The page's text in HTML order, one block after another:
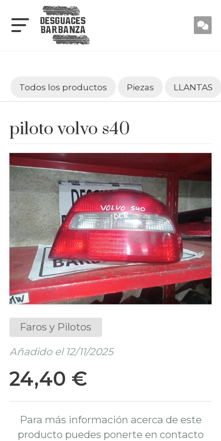
Todos los productos Piezas LLANTAS
piloto volvo s40
Faros y Pilotos
Añadido el 12/11/2025
24,40 €
Para más información acerca de este
producto puedes ponerte en contacto